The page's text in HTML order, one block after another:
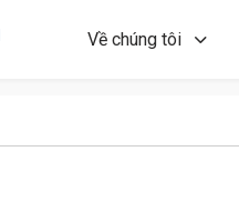
Về chúng tôi